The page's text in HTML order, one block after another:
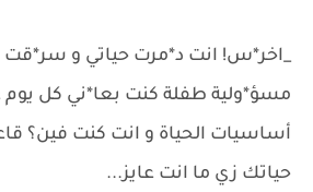
_اخر*س! انت د*مرت حياتي و سر*قت
مسؤ*ولية طفلة كنت بعا*ني كل يوم
أساسيات الحياة و انت كنت فين؟
حياتك زي ما انت عايز...